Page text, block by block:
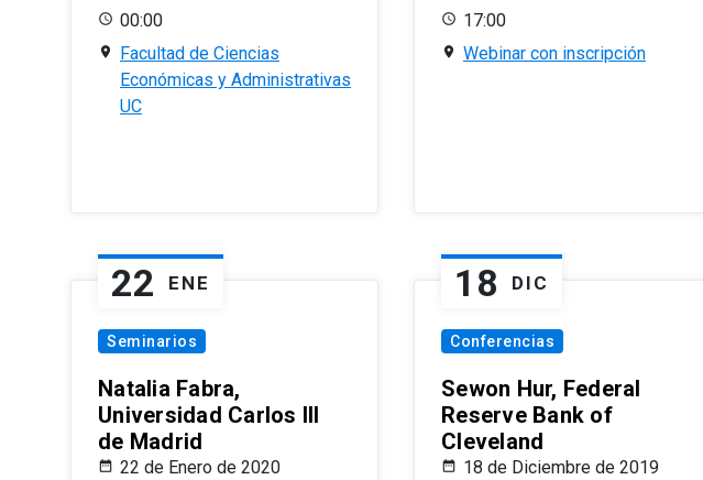
00:00
Facultad de Ciencias
Económicas y Administrativas
UC
17:00
Webinar con inscripción
22 ENE
Seminarios
Natalia Fabra,
Universidad Carlos III
de Madrid
22 de Enero de 2020
18 DIC
Conferencias
Sewon Hur, Federal
Reserve Bank of
Cleveland
18 de Diciembre de 2019